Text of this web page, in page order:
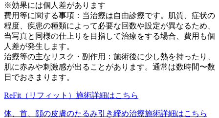
※効果には個人差があります
費用等に関する事項：当治療は自由診療です。肌質、症状の
程度、疾患の種類によって必要な回数や設定が異なるため、
当写真と同様の仕上りを目指して治療をする場合、費用も個
人差が発生します。
治療等の主なリスク・副作用：施術後に少し熱を持ったり、
肌に赤みや刺激感が出ることがあります。通常は数時間〜数
日でおさまります。
ReFit（リフィット）施術詳細はこちら
体、首、顔の皮膚のたるみ引き締め治療施術詳細はこちら